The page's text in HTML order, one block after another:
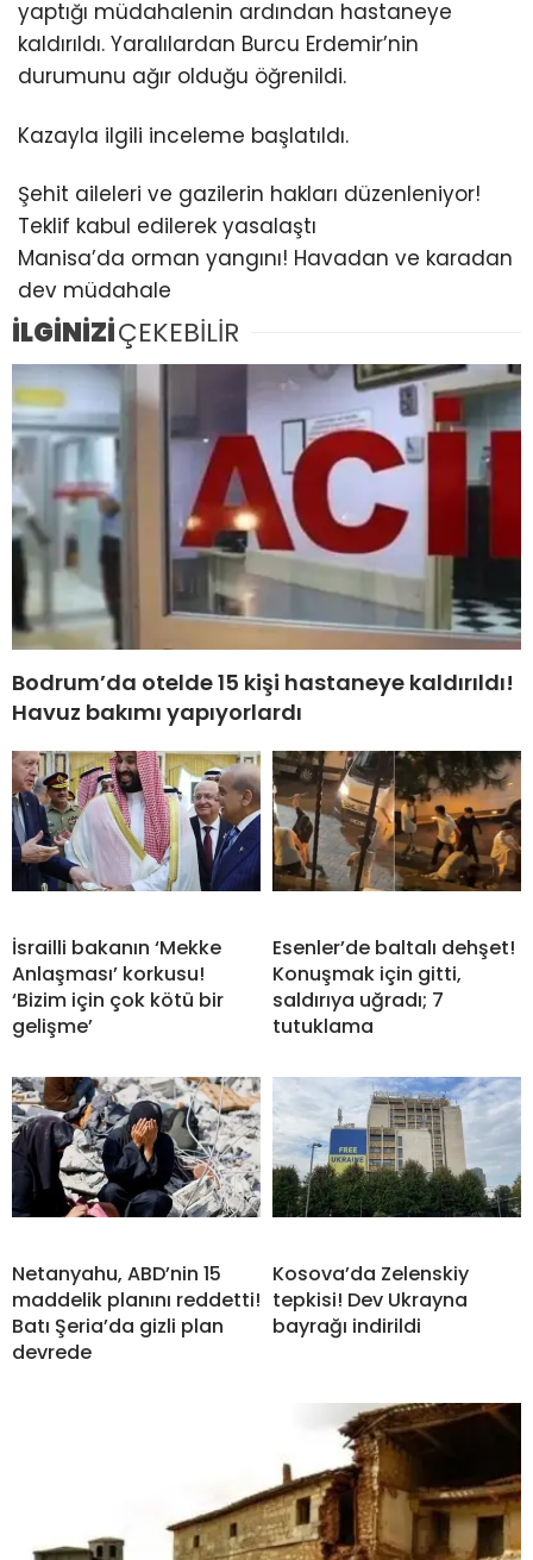
yaptığı müdahalenin ardından hastaneye
kaldırıldı. Yaralılardan Burcu Erdemir’nin
durumunu ağır olduğu öğrenildi.
Kazayla ilgili inceleme başlatıldı.
Şehit aileleri ve gazilerin hakları düzenleniyor!
Teklif kabul edilerek yasalaştı
Manisa’da orman yangını! Havadan ve karadan
dev müdahale
İLGİNİZİÇEKEBİLİR
Bodrum’da otelde 15 kişi hastaneye kaldırıldı!
Havuz bakımı yapıyorlardı
İsrailli bakanın ‘Mekke
Anlaşması’ korkusu!
‘Bizim için çok kötü bir
gelişme’
Esenler’de baltalı dehşet!
Konuşmak için gitti,
saldırıya uğradı; 7
tutuklama
Netanyahu, ABD’nin 15
maddelik planını reddetti!
Batı Şeria’da gizli plan
devrede
Kosova’da Zelenskiy
tepkisi! Dev Ukrayna
bayrağı indirildi